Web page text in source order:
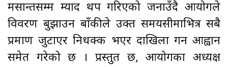
मसान्तसम्म म्याद थप गरिएको जनाउँदै आयोगले
विवरण बुझाउन बाँकीले उक्त समयसीमाभित्र सबै
प्रमाण जुटाएर निर्धक्क भएर दाखिला गर्न आह्वान
समेत गरेको छ । प्रस्तुत छ, आयोगका अध्यक्ष